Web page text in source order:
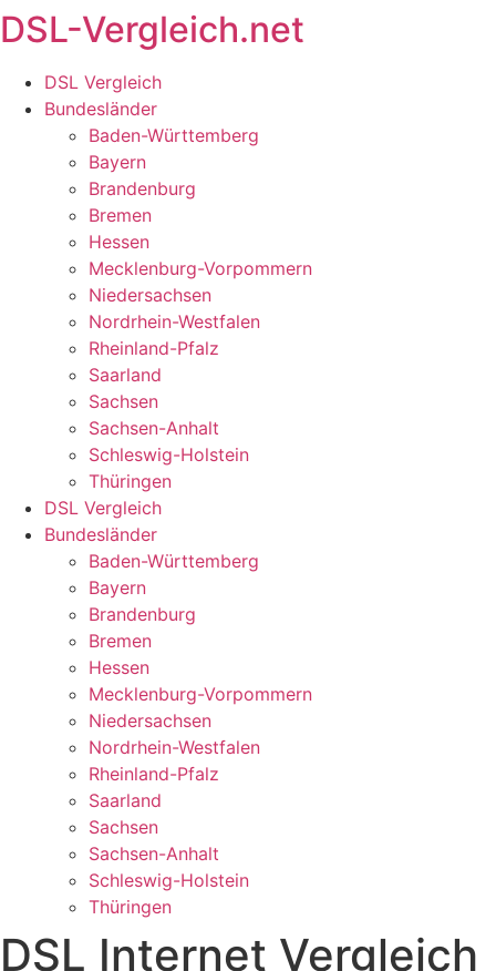
Zum
Inhalt
springen
DSL-Vergleich.net
DSL Vergleich
Bundesländer
Baden-Württemberg
Bayern
Brandenburg
Bremen
Hessen
Mecklenburg-Vorpommern
Niedersachsen
Nordrhein-Westfalen
Rheinland-Pfalz
Saarland
Sachsen
Sachsen-Anhalt
Schleswig-Holstein
Thüringen
DSL Vergleich
Bundesländer
Baden-Württemberg
Bayern
Brandenburg
Bremen
Hessen
Mecklenburg-Vorpommern
Niedersachsen
Nordrhein-Westfalen
Rheinland-Pfalz
Saarland
Sachsen
Sachsen-Anhalt
Schleswig-Holstein
Thüringen
DSL Internet Vergleich